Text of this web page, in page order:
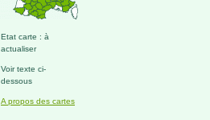
Etat carte : à
actualiser
Voir texte ci-
dessous
A propos des cartes